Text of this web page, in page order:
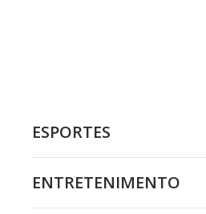
ESPORTES
ENTRETENIMENTO